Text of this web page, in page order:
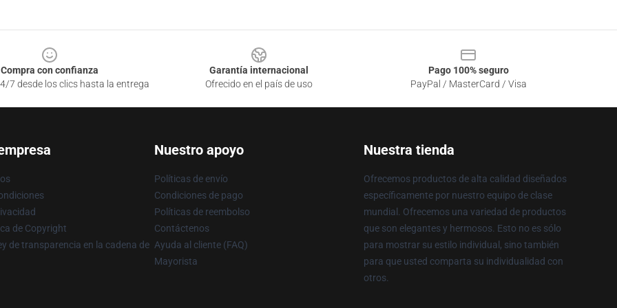
Compra con confianza
7 desde los clics hasta la entrega
Garantía internacional
Ofrecido en el país de uso
Pago 100% seguro
PayPal / MasterCard / Visa
de Copyright
de transparencia en la cadena de
Nuestro apoyo
Políticas de envío
Condiciones de pago
Políticas de reembolso
Contáctenos
Ayuda al cliente (FAQ)
Mayorista
Nuestra tienda
Ofrecemos productos de alta calidad diseñados
específicamente por nuestro equipo de clase
mundial. Ofrecemos una variedad de productos
que son elegantes y hermosos. Esto no es sólo
para mostrar su estilo individual, sino también
para que usted comparta su individualidad con
otros.